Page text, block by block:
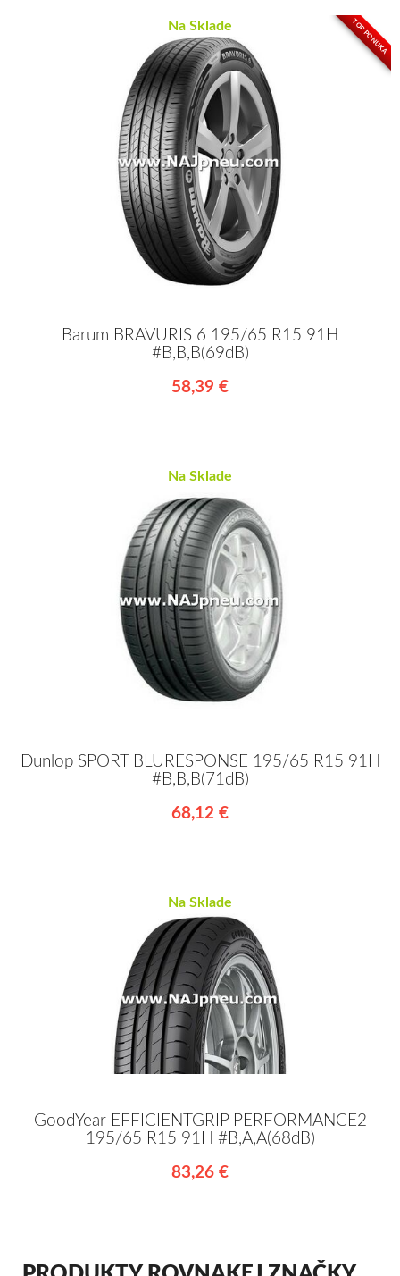
TOP PONUKA
Na Sklade
Barum BRAVURIS 6 195/65 R15 91H
#B,B,B(69dB)
58,39 €
Na Sklade
Dunlop SPORT BLURESPONSE 195/65 R15 91H
#B,B,B(71dB)
68,12 €
Na Sklade
GoodYear EFFICIENTGRIP PERFORMANCE2
195/65 R15 91H #B,A,A(68dB)
83,26 €